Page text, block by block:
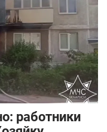
работники